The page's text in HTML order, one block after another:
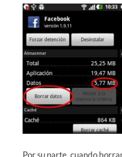
Por su parte, cuando